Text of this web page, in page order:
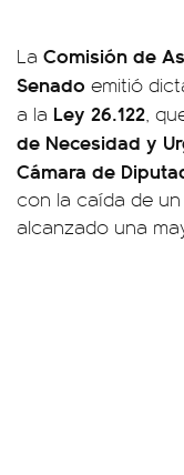
La Comisión de
Senado emitió
a la Ley 26.122,
de Necesidad y
Cámara de
con la caída de
alcanzado una